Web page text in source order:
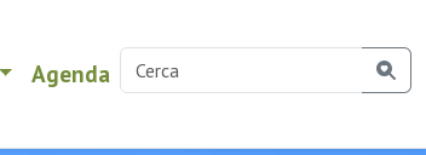
Agenda